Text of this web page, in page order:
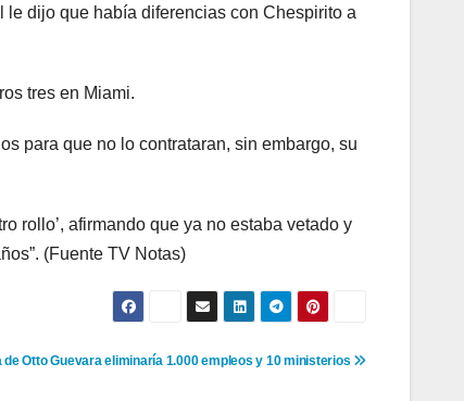
le dijo que había diferencias con Chespirito a
tres en Miami.
para que no lo contrataran, sin embargo, su
rollo’, afirmando que ya no estaba vetado y
(Fuente TV Notas)
de Otto Guevara eliminaría 1.000 empleos y 10 ministerios